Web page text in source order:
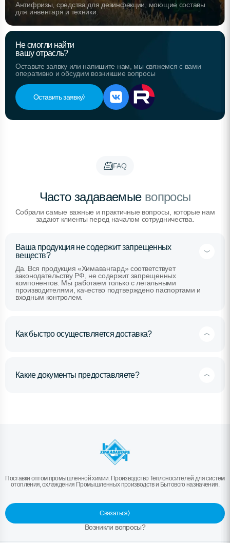
Антифризы, средства для дезинфекции, моющие составы
для инвентаря и техники.
Не смогли найти
вашу отрасль?
Оставьте заявку или напишите нам, мы свяжемся с вами
оперативно и обсудим возникшие вопросы
Оставить заявку
FAQ
Часто задаваемыевопросы
Собрали самые важные и практичные вопросы, которые нам
задают клиенты перед началом сотрудничества.
Ваша продукция не содержит запрещенных
веществ?
Да. Вся продукция «Химавангард» соответствует
законодательству РФ, не содержит запрещенных
компонентов. Мы работаем только с легальными
производителями, качество подтверждено паспортами и
входным контролем.
Как быстро осуществляется доставка?
Какие документы предоставляете?
Поставки оптом промышленной химии. Производство Теплоносителей для систем
отопления, охлаждения Промышленных производств и Бытового назначения.
Связаться
Возникли вопросы?